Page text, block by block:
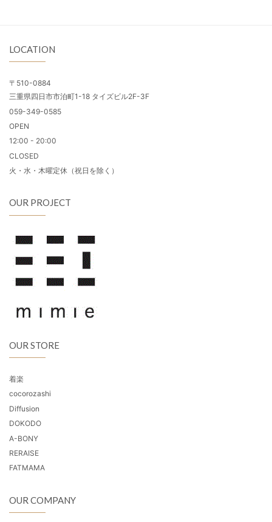
LOCATION
〒510-0884
三重県四日市市泊町1-18 タイズビル2F-3F
059-349-0585
OPEN
12:00 - 20:00
CLOSED
火・水・木曜定休（祝日を除く）
OUR PROJECT
OUR STORE
着楽
cocorozashi
Diffusion
DOKODO
A-BONY
RERAISE
FATMAMA
OUR COMPANY